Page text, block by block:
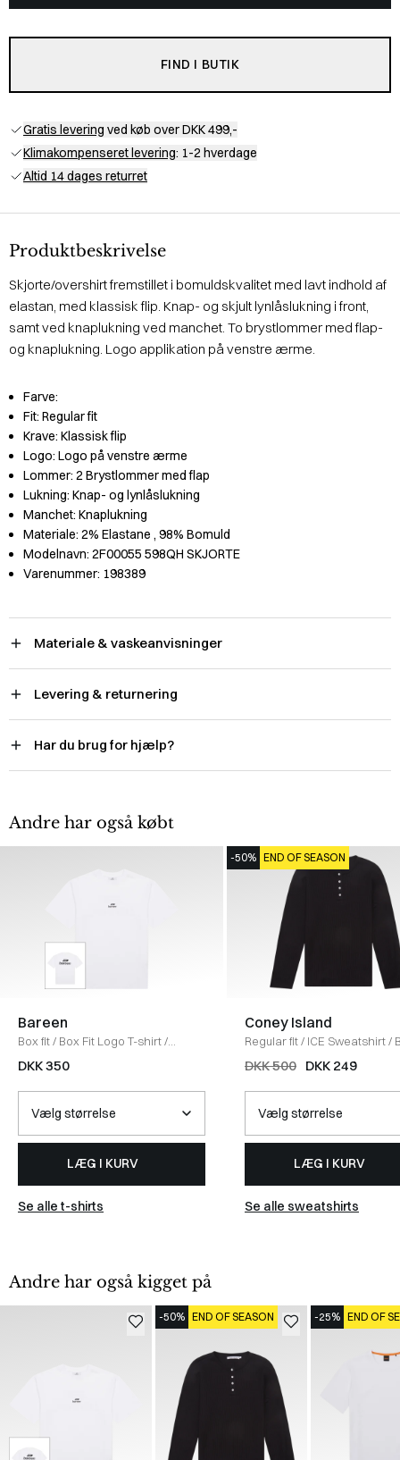
FIND I BUTIK
Gratis levering ved køb over DKK 499,-
Klimakompenseret levering: 1-2 hverdage
Altid 14 dages returret
Produktbeskrivelse
Skjorte/overshirt fremstillet i bomuldskvalitet med lavt indhold af
elastan, med klassisk flip. Knap- og skjult lynlåslukning i front,
samt ved knaplukning ved manchet. To brystlommer med flap-
og knaplukning. Logo applikation på venstre ærme.
Farve:
Fit: Regular fit
Krave: Klassisk flip
Logo: Logo på venstre ærme
Lommer: 2 Brystlommer med flap
Lukning: Knap- og lynlåslukning
Manchet: Knaplukning
Materiale: 2% Elastane , 98% Bomuld
Modelnavn: 2F00055 598QH SKJORTE
Varenummer: 198389
Materiale & vaskeanvisninger
Levering & returnering
Har du brug for hjælp?
Andre har også købt
Bareen
Box fit/ Box Fit Logo T-shirt/
WHITE
DKK 350
LÆG I KURV
Se alle t-shirts
-50% END OF SEASON
Coney Island
Regular fit/ ICE Sweatshirt/
DKK 500 DKK 249
LÆG I KURV
Se alle sweatshirts
Andre har også kigget på
-50% END OF SEASON -25% END OF